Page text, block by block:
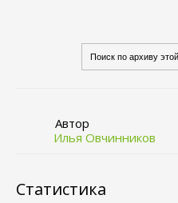
Автор
Илья Овчинников
Статистика